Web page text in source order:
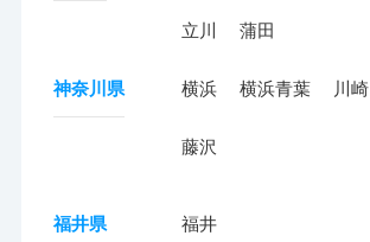
立川 蒲田
神奈川県 横浜 横浜青葉 川崎
藤沢
福井県 福井